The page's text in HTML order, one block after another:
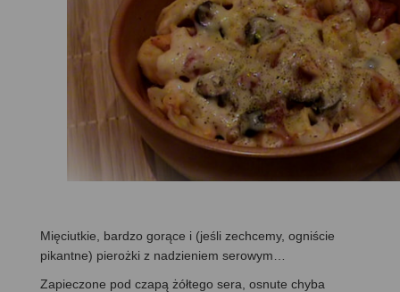
Mięciutkie, bardzo gorące i (jeśli zechcemy, ogniście
pikantne) pierożki z nadzieniem serowym…
Zapieczone pod czapą żółtego sera, osnute chyba